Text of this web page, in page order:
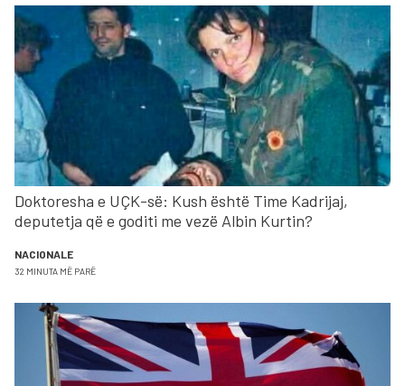
Doktoresha e UÇK-së: Kush është Time Kadrijaj,
deputetja që e goditi me vezë Albin Kurtin?
NACIONALE
32 MINUTA MË PARË